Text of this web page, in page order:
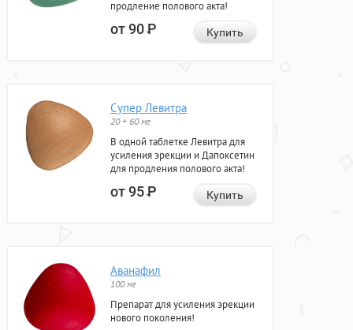
продление полового акта!
от 90Р Купить
Супер Левитра
20 + 60 мг
В одной таблетке Левитра для
усиления эрекции и Дапоксетин
для продления полового акта!
от 95Р Купить
Аванафил
100 мг
Препарат для усиления эрекции
нового поколения!